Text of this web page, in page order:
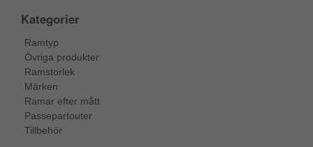
Kategorier
Ramtyp
Övriga produkter
Ramstorlek
Märken
Ramar efter mått
Passepartouter
Tillbehör